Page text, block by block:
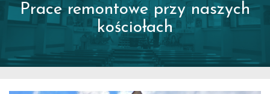
Prace remontowe przy naszych
kościołach